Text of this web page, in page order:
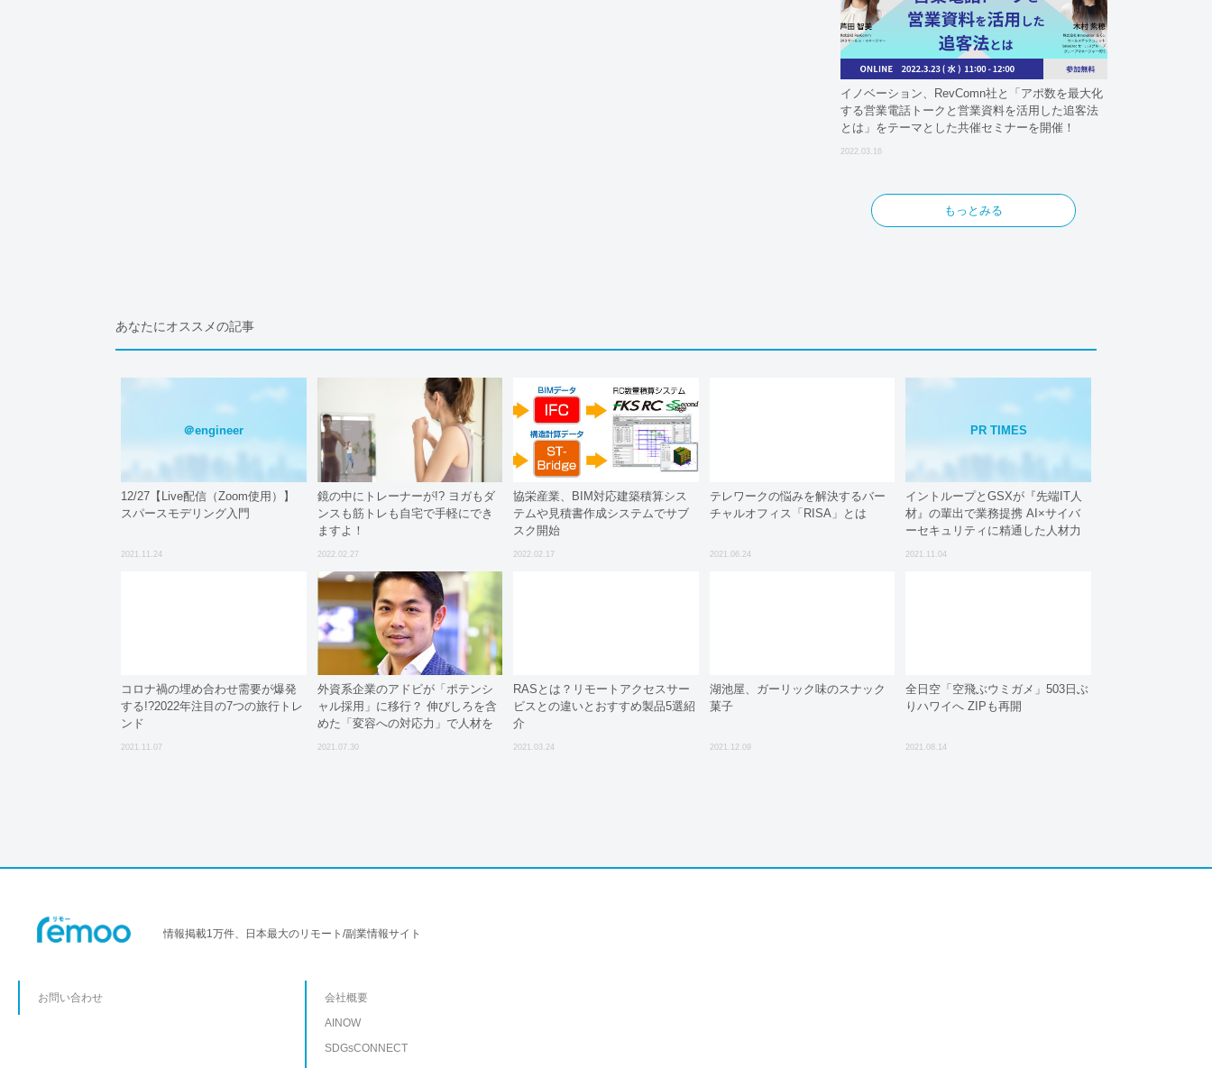
イノベーション、RevComn社と「アポ数を最大化
する営業電話トークと営業資料を活用した追客法
とは」をテーマとした共催セミナーを開催！
2022.03.16
もっとみる
あなたにオススメの記事
＠engineer
12/27【Live配信（Zoom使用）】
スパースモデリング入門
2021.11.24
鏡の中にトレーナーが!? ヨガもダ
ンスも筋トレも自宅で手軽にでき
ますよ！
2022.02.27
協栄産業、BIM対応建築積算シス
テムや見積書作成システムでサブ
スク開始
2022.02.17
テレワークの悩みを解決するバー
チャルオフィス「RISA」とは
2021.06.24
PR TIMES
イントループとGSXが『先端IT人
材』の輩出で業務提携 AI×サイバ
ーセキュリティに精通した人材力
2021.11.04
コロナ禍の埋め合わせ需要が爆発
する!?2022年注目の7つの旅行トレ
ンド
2021.11.07
外資系企業のアドビが「ポテンシ
ャル採用」に移行？ 伸びしろを含
めた「変容への対応力」で人材を
評価
2021.07.30
RASとは？リモートアクセスサー
ビスとの違いとおすすめ製品5選紹
介
2021.03.24
湖池屋、ガーリック味のスナック
菓子
2021.12.09
全日空「空飛ぶウミガメ」503日ぶ
りハワイへ ZIPも再開
2021.08.14
情報掲載1万件、日本最大のリモート/副業情報サイト
お問い合わせ
会社概要
AINOW
SDGsCONNECT